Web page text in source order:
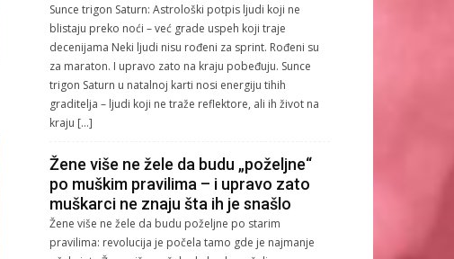
Sunce trigon Saturn: Astrološki potpis ljudi koji ne
blistaju preko noći – već grade uspeh koji traje
decenijama Neki ljudi nisu rođeni za sprint. Rođeni su
za maraton. I upravo zato na kraju pobeđuju. Sunce
trigon Saturn u natalnoj karti nosi energiju tihih
graditelja – ljudi koji ne traže reflektore, ali ih život na
kraju […]
Žene više ne žele da budu „poželjne“
po muškim pravilima – i upravo zato
muškarci ne znaju šta ih je snašlo
Žene više ne žele da budu poželjne po starim
pravilima: revolucija je počela tamo gde je najmanje